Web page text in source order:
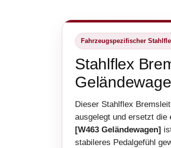
Fahrzeugspezifischer
Stahlflex
Dieser Stahlflex
ausgelegt und ersetzt die
[W463 Geländewagen]
stabileres Pedalgefühl